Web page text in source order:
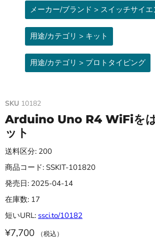
メーカー/ブランド > スイッチサイエ
用途/カテゴリ > キット
用途/カテゴリ > プロトタイピング
SKU 10182
Arduino Uno R4 WiFiを
ット
送料区分: 200
商品コード: SSKIT-101820
発売日: 2025-04-14
在庫数: 17
短いURL: ssci.to/10182
¥7,700 （税込）